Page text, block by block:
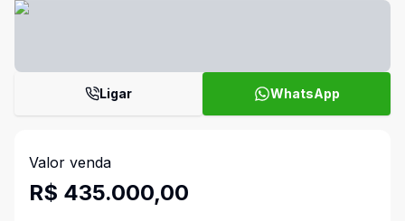
Ligar WhatsApp
Valor venda
R$ 435.000,00